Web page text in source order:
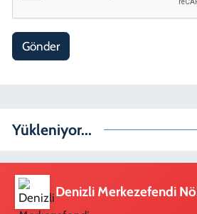
Gönder
Yükleniyor...
Denizli Merkezefendi